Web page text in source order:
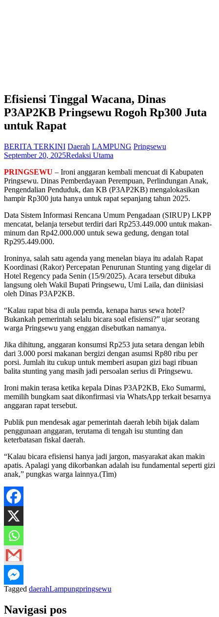
Efisiensi Tinggal Wacana, Dinas
P3AP2KB Pringsewu Rogoh Rp300 Juta
untuk Rapat
BERITA TERKINI Daerah LAMPUNG Pringsewu
September 20, 2025Redaksi Utama
PRINGSEWU – Ironi anggaran kembali mencuat di Kabupaten
Pringsewu. Dinas Pemberdayaan Perempuan, Perlindungan Anak,
Pengendalian Penduduk, dan KB (P3AP2KB) mengalokasikan
hampir Rp300 juta hanya untuk rapat sepanjang tahun 2025.
Data Sistem Informasi Rencana Umum Pengadaan (SIRUP) LKPP
mencatat, belanja tersebut terdiri dari Rp253.449.000 untuk makan-
minum dan Rp42.000.000 untuk sewa gedung, dengan total
Rp295.449.000.
Ironinya, salah satu agenda yang menelan biaya itu adalah Rapat
Koordinasi (Rakor) Percepatan Penurunan Stunting yang digelar di
Hotel Regency pada Senin (15/9/2025). Acara tersebut dibuka
langsung oleh Wakil Bupati Pringsewu, Umi Laila, dan diinisiasi
oleh Dinas P3AP2KB.
“Kalau rapat bisa di aula pemda, kenapa harus sewa hotel?
Bukankah pemerintah selalu bicara soal efisiensi?” ujar seorang
warga Pringsewu yang enggan disebutkan namanya.
Jika dihitung, anggaran konsumsi Rp253 juta setara dengan lebih
dari 3.000 porsi makanan bergizi dengan asumsi Rp80 ribu per
porsi. Jumlah itu cukup untuk memberi asupan gizi bagi ribuan
balita stunting yang masih jadi persoalan serius di Pringsewu.
Ironi makin terasa ketika kepala Dinas P3AP2KB, Eko Sumarmi,
memilih bungkam saat dikonfirmasi via WhatsApp terkait besarnya
anggaran rapat tersebut.
Publik pun mendesak agar pemerintah daerah lebih bijak dalam
penggunaan anggaran, terutama di tengah isu stunting dan
keterbatasan fiskal daerah.
“Kalau bicara efisiensi hanya jadi jargon, masyarakat akan makin
apatis. Apalagi yang dikorbankan adalah isu fundamental seperti gizi
anak,” pungkas warga lainnya.(Tim)
Tagged daerahLampungpringsewu
Navigasi pos